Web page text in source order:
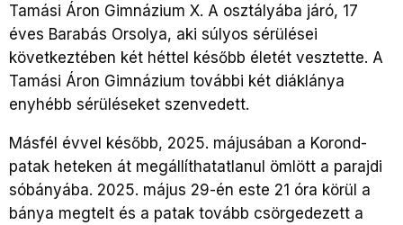
Tamási Áron Gimnázium X. A osztályába járó, 17
éves Barabás Orsolya, aki súlyos sérülései
következtében két héttel később életét vesztette. A
Tamási Áron Gimnázium további két diáklánya
enyhébb sérüléseket szenvedett.
Másfél évvel később, 2025. májusában a Korond-
patak heteken át megállíthatatlanul ömlött a parajdi
sóbányába. 2025. május 29-én este 21 óra körül a
bánya megtelt és a patak tovább csörgedezett a